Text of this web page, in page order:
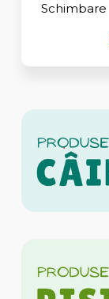
Schimbare